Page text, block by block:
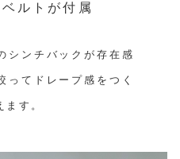
ルトが付属
シンチバックが存在感
ってドレープ感をつく
す。